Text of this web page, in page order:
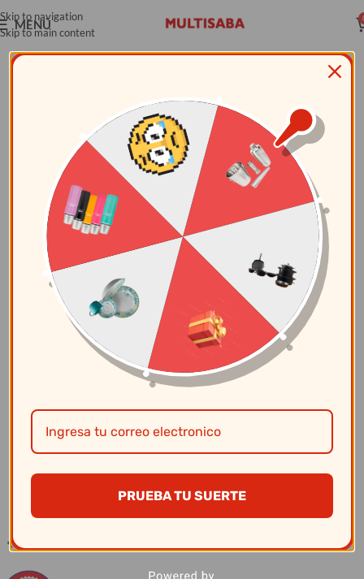
Skip to navigation
Skip to main content
MENÚ
PRUEBA TU SUERTE